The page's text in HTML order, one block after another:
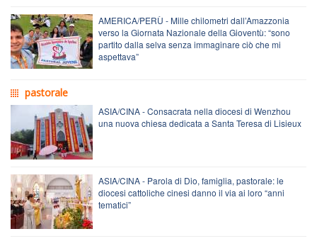
AMERICA/PERÙ - Mille chilometri dall’Amazzonia
verso la Giornata Nazionale della Gioventù: “sono
partito dalla selva senza immaginare ciò che mi
aspettava”
pastorale
ASIA/CINA - Consacrata nella diocesi di Wenzhou
una nuova chiesa dedicata a Santa Teresa di Lisieux
ASIA/CINA - Parola di Dio, famiglia, pastorale: le
diocesi cattoliche cinesi danno il via ai loro “anni
tematici”